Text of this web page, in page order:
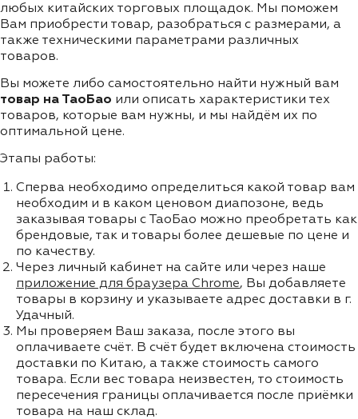
любых китайских торговых площадок. Мы поможем
Вам приобрести товар, разобраться с размерами, а
также техническими параметрами различных
товаров.
Вы можете либо самостоятельно найти нужный вам
товар на ТаоБао или описать характеристики тех
товаров, которые вам нужны, и мы найдём их по
оптимальной цене.
Этапы работы:
Сперва необходимо определиться какой товар вам
необходим и в каком ценовом диапозоне, ведь
заказывая товары с ТаоБао можно преобретать как
брендовые, так и товары более дешевые по цене и
по качеству.
Через личный кабинет на сайте или через наше
приложение для браузера Chrome, Вы добавляете
товары в корзину и указываете адрес доставки в г.
Удачный.
Мы проверяем Ваш заказа, после этого вы
оплачиваете счёт. В счёт будет включена стоимость
доставки по Китаю, а также стоимость самого
товара. Если вес товара неизвестен, то стоимость
пересечения границы оплачивается после приёмки
товара на наш склад.